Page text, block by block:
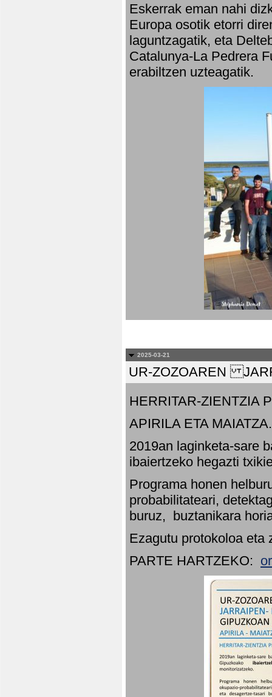
Eskerrak eman nahi
Europa osotik etorri
laguntzagatik, eta
Catalunya-La Pedrera
erabiltzen uzteagatik.
2025-03-21
UR-ZOZOAREN
HERRITAR-ZIENTZIA
APIRILA ETA MAIATZA.
2019an laginketa-sare
ibaiertzeko hegazti
Programa honen
probabilitateari,
buruz, buztanikara
Ezagutu protokoloa eta
PARTE HARTZEKO: